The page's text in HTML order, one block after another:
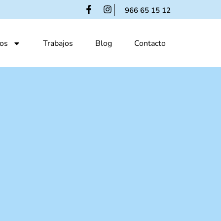
966 65 15 12
Trabajos Blog Contacto